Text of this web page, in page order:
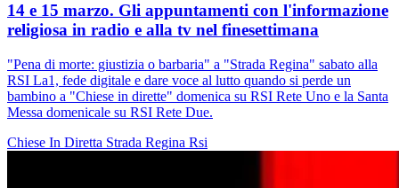
14 e 15 marzo. Gli appuntamenti con l'informazione
religiosa in radio e alla tv nel finesettimana
"Pena di morte: giustizia o barbaria" a "Strada Regina" sabato alla
RSI La1, fede digitale e dare voce al lutto quando si perde un
bambino a "Chiese in dirette" domenica su RSI Rete Uno e la Santa
Messa domenicale su RSI Rete Due.
Chiese In Diretta Strada Regina Rsi